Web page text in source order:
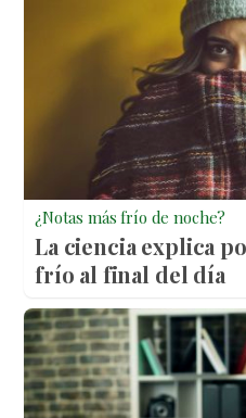
¿Notas más frío de noche?
La ciencia explica
frío al final del día